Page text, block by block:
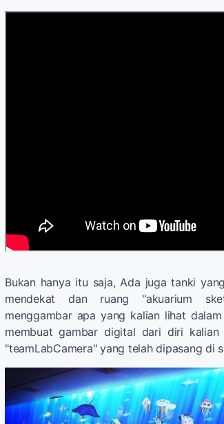
Bukan hanya itu saja, Ada juga tanki
mendekat dan ruang "akuarium
menggambar apa yang kalian lihat
membuat gambar digital dari diri
"teamLabCamera" yang telah dipasang di